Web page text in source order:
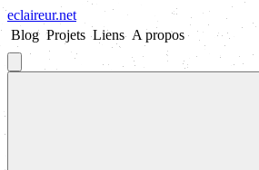
eclaireur.net
Blog Projets Liens A propos